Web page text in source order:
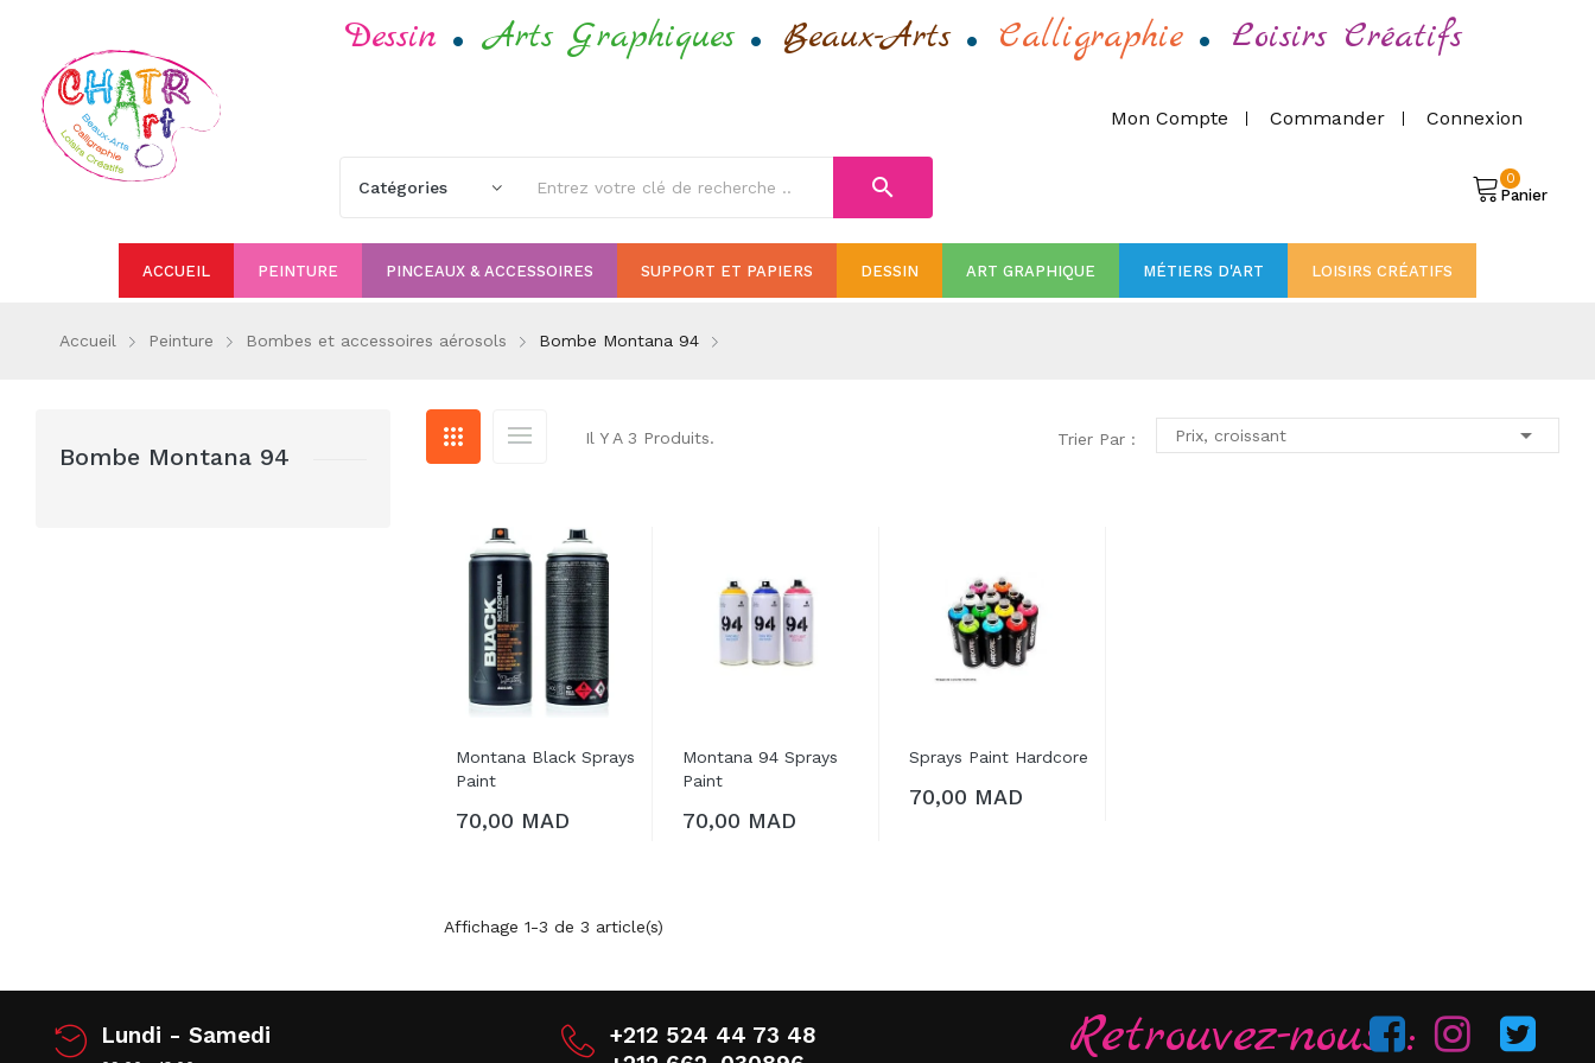
Dessin Arts Graphiques Beaux-Arts Calligraphie Loisirs Créatifs
Mon Compte Commander Connexion
Panier
0
search
ACCUEIL PEINTURE PINCEAUX & ACCESSOIRES SUPPORT ET PAPIERS DESSIN ART GRAPHIQUE MÉTIERS D'ART LOISIRS CRÉATIFS
Accueil Peinture Bombes et accessoires aérosols Bombe Montana 94
Bombe Montana 94
Il Y A 3 Produits. Trier Par : Prix, croissant 
Montana Black Sprays
Paint
70,00 MAD
Montana 94 Sprays
Paint
PANIER
70,00 MAD
Sprays Paint Hardcore
AJOUTER AU
PANIER
70,00 MAD
Affichage 1-3 de 3 article(s)
Lundi - Samedi
+212 524 44 73 48
Retrouvez-nous :